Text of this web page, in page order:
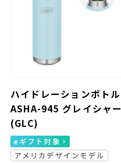
ハイドレーションボトル
ASHA-945 グレイシャー
(GLC)
eギフト対象
アメリカデザインモデル